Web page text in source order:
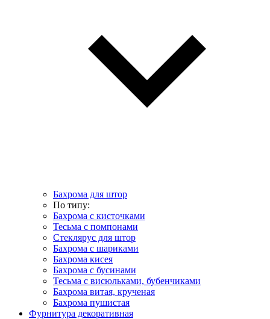
Бахрома для штор
По типу:
Бахрома с кисточками
Тесьма с помпонами
Стеклярус для штор
Бахрома с шариками
Бахрома кисея
Бахрома с бусинами
Тесьма с висюльками, бубенчиками
Бахрома витая, крученая
Бахрома пушистая
Фурнитура декоративная